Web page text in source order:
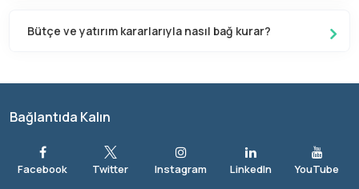
Bütçe ve yatırım kararlarıyla nasıl bağ kurar?
Bağlantıda Kalın